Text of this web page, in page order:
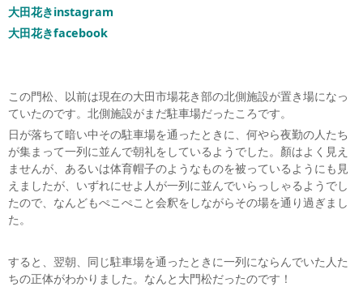
大田花きinstagram
大田花きfacebook
この門松、以前は現在の大田市場花き部の北側施設が置き場になっ
ていたのです。北側施設がまだ駐車場だったころです。
日が落ちて暗い中その駐車場を通ったときに、何やら夜勤の人たち
が集まって一列に並んで朝礼をしているようでした。顏はよく見え
ませんが、あるいは体育帽子のようなものを被っているようにも見
えましたが、いずれにせよ人が一列に並んでいらっしゃるようでし
たので、なんどもぺこぺこと会釈をしながらその場を通り過ぎまし
た。
すると、翌朝、同じ駐車場を通ったときに一列にならんでいた人た
ちの正体がわかりました。なんと大門松だったのです！